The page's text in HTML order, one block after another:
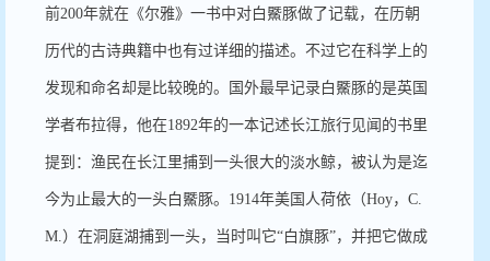
前200年就在《尔雅》一书中对白鱀豚做了记载，在历朝
历代的古诗典籍中也有过详细的描述。不过它在科学上的
发现和命名却是比较晚的。国外最早记录白鱀豚的是英国
学者布拉得，他在1892年的一本记述长江旅行见闻的书里
提到：渔民在长江里捕到一头很大的淡水鲸，被认为是迄
今为止最大的一头白鱀豚。 1914年美国人荷依（Hoy， C.
M.）在洞庭湖捕到一头，当时叫它“白旗豚”，并把它做成